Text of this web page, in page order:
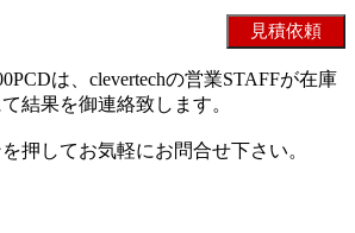
は、clevertechの営業STAFFが在庫
結果を御連絡致します。
押してお気軽にお問合せ下さい。